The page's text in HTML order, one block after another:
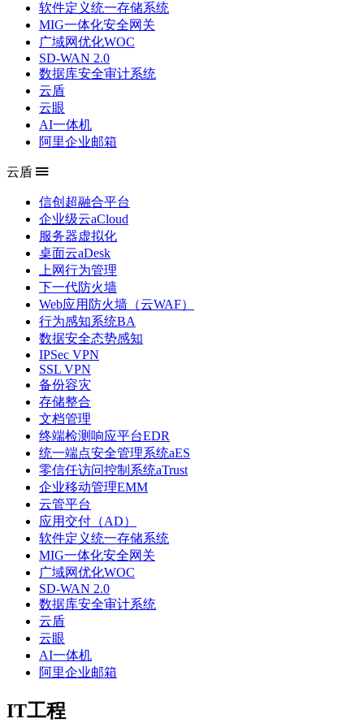
软件定义统一存储系统
MIG一体化安全网关
广域网优化WOC
SD-WAN 2.0
数据库安全审计系统
云盾
云眼
AI一体机
阿里企业邮箱
云盾
信创超融合平台
企业级云aCloud
服务器虚拟化
桌面云aDesk
上网行为管理
下一代防火墙
Web应用防火墙（云WAF）
行为感知系统BA
数据安全态势感知
IPSec VPN
SSL VPN
备份容灾
存储整合
文档管理
终端检测响应平台EDR
统一端点安全管理系统aES
零信任访问控制系统aTrust
企业移动管理EMM
云管平台
应用交付（AD）
软件定义统一存储系统
MIG一体化安全网关
广域网优化WOC
SD-WAN 2.0
数据库安全审计系统
云盾
云眼
AI一体机
阿里企业邮箱
IT工程